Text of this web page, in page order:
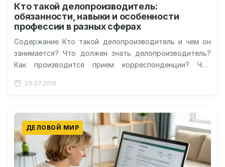
Кто такой делопроизводитель:
обязанности, навыки и особенности
профессии в разных сферах
Содержание Кто такой делопроизводитель и чем он
занимается? Что должен знать делопроизводитель?
Как производится прием корреспонденции? Чем
обучают данной…
23.07.2016
ДЕЛОВОЙ МИР